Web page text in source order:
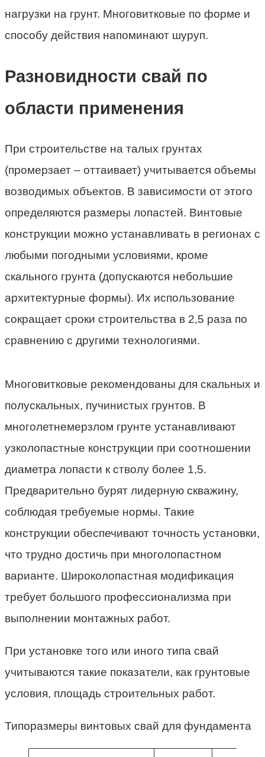
нагрузки на грунт. Многовитковые по форме и
способу действия напоминают шуруп.
Разновидности свай по
области применения
При строительстве на талых грунтах
(промерзает – оттаивает) учитывается объемы
возводимых объектов. В зависимости от этого
определяются размеры лопастей. Винтовые
конструкции можно устанавливать в регионах с
любыми погодными условиями, кроме
скального грунта (допускаются небольшие
архитектурные формы). Их использование
сокращает сроки строительства в 2,5 раза по
сравнению с другими технологиями.
Многовитковые рекомендованы для скальных и
полускальных, пучинистых грунтов. В
многолетнемерзлом грунте устанавливают
узколопастные конструкции при соотношении
диаметра лопасти к стволу более 1,5.
Предварительно бурят лидерную скважину,
соблюдая требуемые нормы. Такие
конструкции обеспечивают точность установки,
что трудно достичь при многолопастном
варианте. Широколопастная модификация
требует большого профессионализма при
выполнении монтажных работ.
При установке того или иного типа свай
учитываются такие показатели, как грунтовые
условия, площадь строительных работ.
Типоразмеры винтовых свай для фундамента